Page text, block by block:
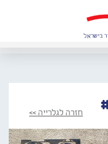
חזרה לגלרייה >>